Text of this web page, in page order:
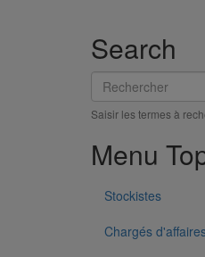
Search
Rechercher
Saisir les termes à
Menu
Stockistes
Chargés